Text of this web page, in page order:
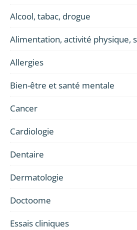
Alcool, tabac, drogue
Alimentation, activité physique,
Allergies
Bien-être et santé mentale
Cancer
Cardiologie
Dentaire
Dermatologie
Doctoome
Essais cliniques